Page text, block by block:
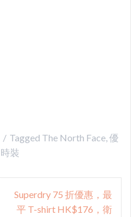
Tagged The North Face,優
時裝
Superdry 75 折優惠，最
平 T-shirt HK$176，衛